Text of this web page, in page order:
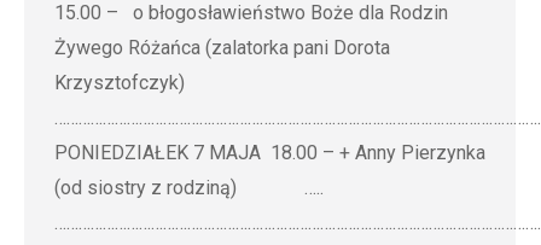
15.00 – o błogosławieństwo Boże dla Rodzin
Żywego Różańca (zalatorka pani Dorota
Krzysztofczyk)
PONIEDZIAŁEK 7 MAJA 18.00 – + Anny Pierzynka
(od siostry z rodziną) …..